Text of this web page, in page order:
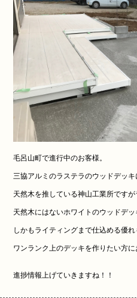
毛呂山町で進行中のお客様。
三協アルミのラステラのウッドデッキ
天然木を推している神山工業所ですが
天然木にはないホワイトのウッドデッ
しかもライティングまで仕込める優れ
ワンランク上のデッキを作りたい方に
進捗情報上げていきますね！！